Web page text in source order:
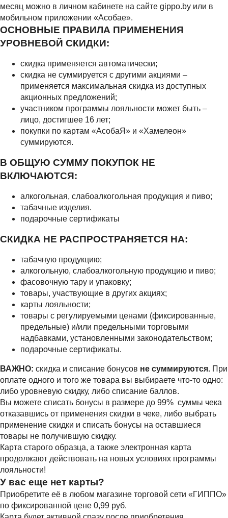
месяц можно в личном кабинете на сайте gippo.by или в
мобильном приложении «Асобае».
ОСНОВНЫЕ ПРАВИЛА ПРИМЕНЕНИЯ
УРОВНЕВОЙ СКИДКИ:
скидка применяется автоматически;
скидка не суммируется с другими акциями –
применяется максимальная скидка из доступных
акционных предложений;
участником программы лояльности может быть –
лицо, достигшее 16 лет;
покупки по картам «АсобаЯ» и «Хамелеон»
суммируются.
В ОБЩУЮ СУММУ ПОКУПОК НЕ
ВКЛЮЧАЮТСЯ:
алкогольная, слабоалкогольная продукция и пиво;
табачные изделия.
подарочные сертификаты
СКИДКА НЕ РАСПРОСТРАНЯЕТСЯ НА:
табачную продукцию;
алкогольную, слабоалкогольную продукцию и пиво;
фасовочную тару и упаковку;
товары, участвующие в других акциях;
карты лояльности;
товары с регулируемыми ценами (фиксированные,
предельные) и/или предельными торговыми
надбавками, установленными законодательством;
подарочные сертификаты.
ВАЖНО: скидка и списание бонусов не суммируются. При
оплате одного и того же товара вы выбираете что-то одно:
либо уровневую скидку, либо списание баллов.
Вы можете списать бонусы в размере до 99% суммы чека
отказавшись от применения скидки в чеке, либо выбрать
применение скидки и списать бонусы на оставшиеся
товары не получившую скидку.
Карта старого образца, а также электронная карта
продолжают действовать на новых условиях программы
лояльности!
У вас еще нет карты?
Приобретите её в любом магазине торговой сети «ГИППО»
по фиксированной цене 0,99 руб.